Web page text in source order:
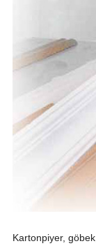
Kartonpiyer,